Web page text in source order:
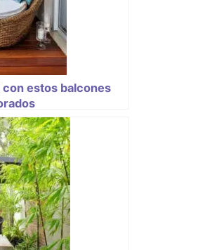
estos balcones